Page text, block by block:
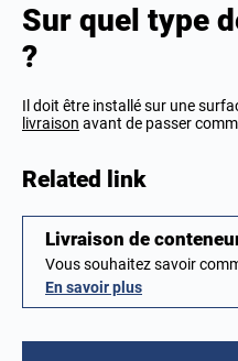
Sur quel type
?
Il doit être installé sur une
livraison avant de passer
Related link
Livraison de
Vous souhaitez savoir
En savoir plus